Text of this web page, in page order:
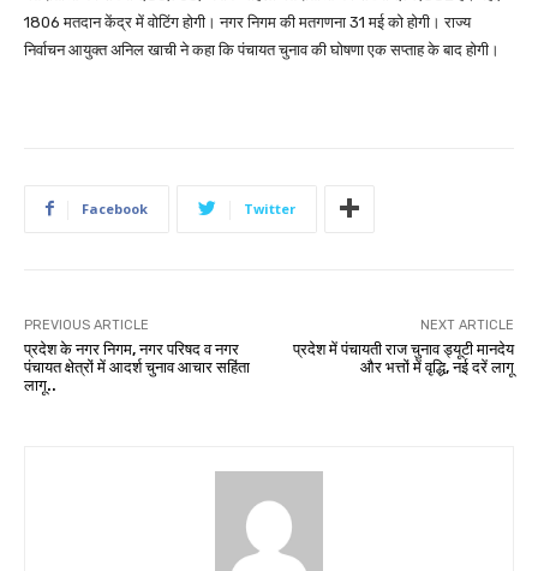
1806 मतदान केंद्र में वोटिंग होगी। नगर निगम की मतगणना 31 मई को होगी। राज्य
निर्वाचन आयुक्त अनिल खाची ने कहा कि पंचायत चुनाव की घोषणा एक सप्ताह के बाद होगी।
Facebook Twitter
PREVIOUS ARTICLE
प्रदेश के नगर निगम, नगर परिषद व नगर
पंचायत क्षेत्रों में आदर्श चुनाव आचार सहिंता
लागू..
NEXT ARTICLE
प्रदेश में पंचायती राज चुनाव ड्यूटी मानदेय
और भत्तों में वृद्धि, नई दरें लागू